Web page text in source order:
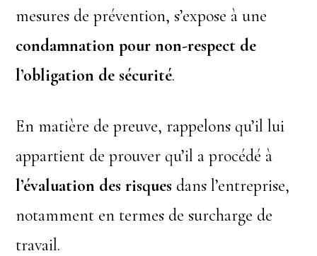
mesures de prévention, s’expose à une
condamnation pour non-respect de
l’obligation de sécurité.
En matière de preuve, rappelons qu’il lui
appartient de prouver qu’il a procédé à
l’évaluation des risques dans l’entreprise,
notamment en termes de surcharge de
travail.